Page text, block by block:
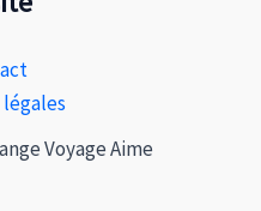
Voyage Aime